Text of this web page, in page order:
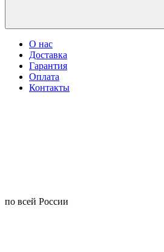
О нас
Доставка
Гарантия
Оплата
Контакты
по всей России